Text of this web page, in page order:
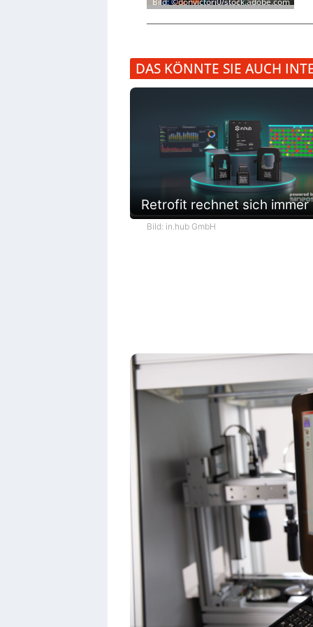
DAS KÖNNTE SIE AUCH
Retrofit rechnet sich immer
Bild: in.hub GmbH